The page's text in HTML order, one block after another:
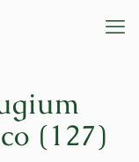
(127)